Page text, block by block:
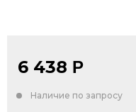
6 438 Р
Наличие по запросу